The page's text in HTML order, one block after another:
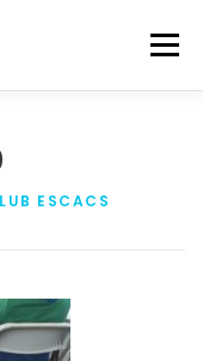
Menú
ESCACS